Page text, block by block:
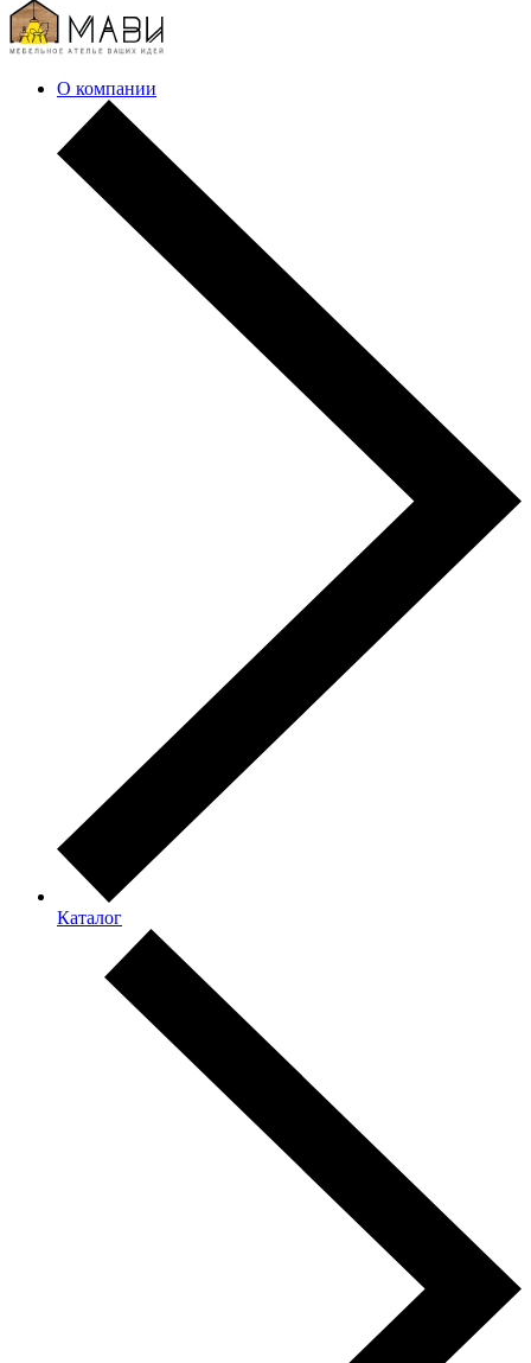
О компании
Каталог